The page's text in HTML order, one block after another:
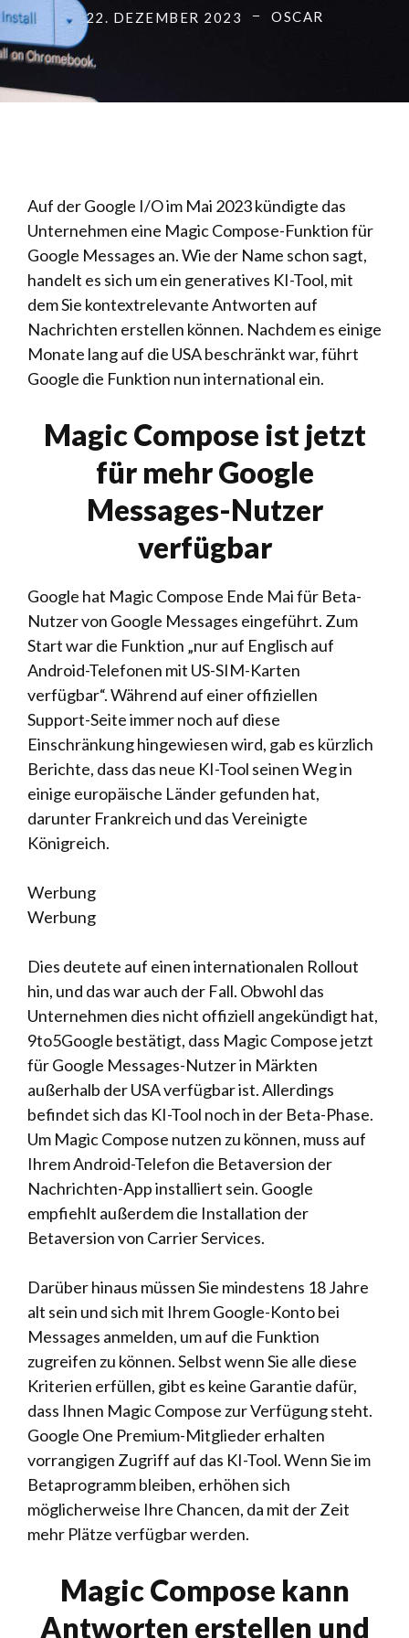
22. DEZEMBER 2023 OSCAR
Auf der Google I/O im Mai 2023 kündigte das
Unternehmen eine Magic Compose-Funktion für
Google Messages an. Wie der Name schon sagt,
handelt es sich um ein generatives KI-Tool, mit
dem Sie kontextrelevante Antworten auf
Nachrichten erstellen können. Nachdem es einige
Monate lang auf die USA beschränkt war, führt
Google die Funktion nun international ein.
Magic Compose ist jetzt
für mehr Google
Messages-Nutzer
verfügbar
Google hat Magic Compose Ende Mai für Beta-
Nutzer von Google Messages eingeführt. Zum
Start war die Funktion „nur auf Englisch auf
Android-Telefonen mit US-SIM-Karten
verfügbar“. Während auf einer offiziellen
Support-Seite immer noch auf diese
Einschränkung hingewiesen wird, gab es kürzlich
Berichte, dass das neue KI-Tool seinen Weg in
einige europäische Länder gefunden hat,
darunter Frankreich und das Vereinigte
Königreich.
Werbung
Werbung
Dies deutete auf einen internationalen Rollout
hin, und das war auch der Fall. Obwohl das
Unternehmen dies nicht offiziell angekündigt hat,
9to5Google bestätigt, dass Magic Compose jetzt
für Google Messages-Nutzer in Märkten
außerhalb der USA verfügbar ist. Allerdings
befindet sich das KI-Tool noch in der Beta-Phase.
Um Magic Compose nutzen zu können, muss auf
Ihrem Android-Telefon die Betaversion der
Nachrichten-App installiert sein. Google
empfiehlt außerdem die Installation der
Betaversion von Carrier Services.
Darüber hinaus müssen Sie mindestens 18 Jahre
alt sein und sich mit Ihrem Google-Konto bei
Messages anmelden, um auf die Funktion
zugreifen zu können. Selbst wenn Sie alle diese
Kriterien erfüllen, gibt es keine Garantie dafür,
dass Ihnen Magic Compose zur Verfügung steht.
Google One Premium-Mitglieder erhalten
vorrangigen Zugriff auf das KI-Tool. Wenn Sie im
Betaprogramm bleiben, erhöhen sich
möglicherweise Ihre Chancen, da mit der Zeit
mehr Plätze verfügbar werden.
Magic Compose kann
Antworten erstellen und